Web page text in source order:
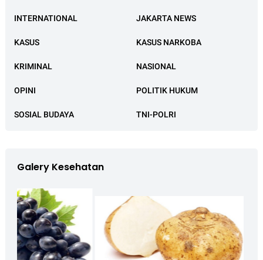
INTERNATIONAL JAKARTA NEWS
KASUS KASUS NARKOBA
KRIMINAL NASIONAL
OPINI POLITIK HUKUM
SOSIAL BUDAYA TNI-POLRI
Galery Kesehatan